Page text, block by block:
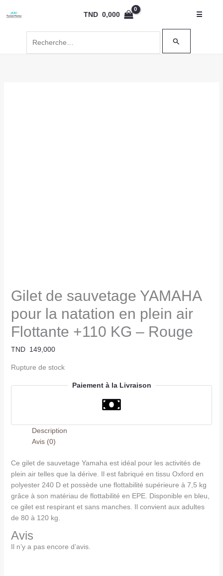
au
TND 0,000 ☰
Gilet de sauvetage YAMAHA
pour la natation en plein air
Flottante +110 KG – Rouge
TND 149,000
Rupture de stock
Paiement à la Livraison
Description
Avis (0)
Ce gilet de sauvetage Yamaha est idéal pour les activités de
plein air telles que la dérive. Il est fabriqué en tissu Oxford en
polyester 240 D et possède une flottabilité supérieure à 7,5 kg
grâce à son matériau de flottabilité en EPE. Disponible en bleu,
ce gilet est respirant et sans manches. Il convient aux adultes
de 80 à 120 kg.
Avis
Il n’y a pas encore d’avis.